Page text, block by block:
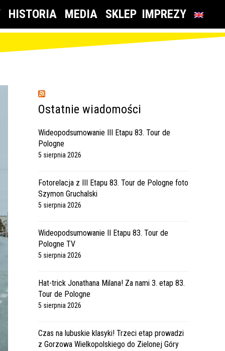
HISTORIA MEDIA SKLEP IMPREZY
Ostatnie wiadomości
Wideopodsumowanie III Etapu 83. Tour de
Pologne
5 sierpnia 2026
Fotorelacja z III Etapu 83. Tour de Pologne foto
Szymon Gruchalski
5 sierpnia 2026
Wideopodsumowanie II Etapu 83. Tour de
Pologne TV
5 sierpnia 2026
Hat-trick Jonathana Milana! Za nami 3. etap 83.
Tour de Pologne
5 sierpnia 2026
Czas na lubuskie klasyki! Trzeci etap prowadzi
z Gorzowa Wielkopolskiego do Zielonej Góry